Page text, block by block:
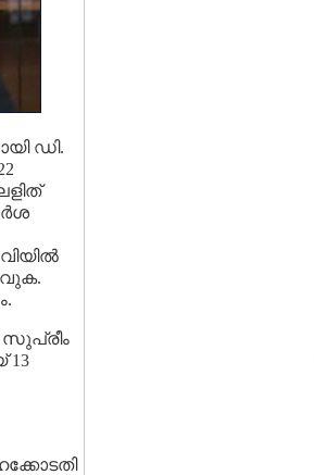
ഡി.
സുപ്രീം
13